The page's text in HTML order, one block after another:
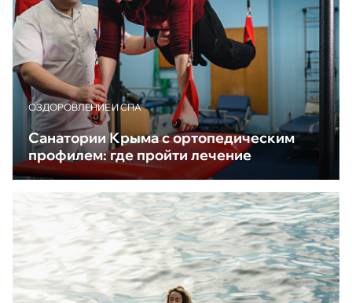
ОЗДОРОВЛЕНИЕ И СПА
Санатории Крыма с ортопедическим
профилем: где пройти лечение